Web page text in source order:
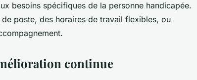
besoins spécifiques de la personne handicapée.
poste, des horaires de travail flexibles, ou
continue